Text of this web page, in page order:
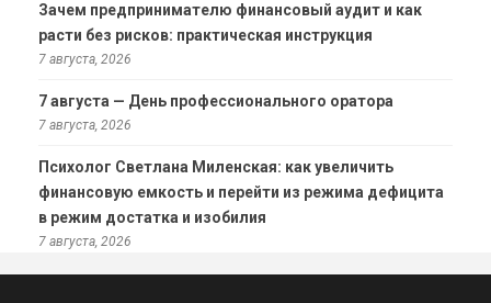
Зачем предпринимателю финансовый аудит и как
расти без рисков: практическая инструкция
7 августа, 2026
7 августа — День профессионального оратора
7 августа, 2026
Психолог Светлана Миленская: как увеличить
финансовую емкость и перейти из режима дефицита
в режим достатка и изобилия
7 августа, 2026